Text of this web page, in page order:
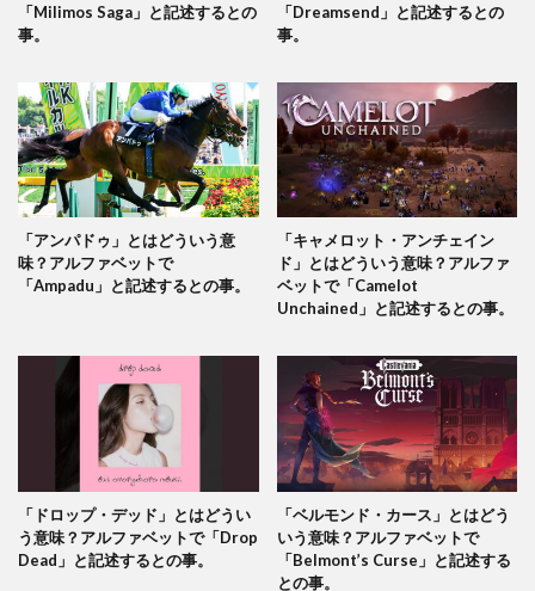
「Milimos Saga」と記述するとの
事。
「Dreamsend」と記述するとの
事。
「アンパドゥ」とはどういう意
味？アルファベットで
「Ampadu」と記述するとの事。
「キャメロット・アンチェイン
ド」とはどういう意味？アルファ
ベットで「Camelot
Unchained」と記述するとの事。
「ドロップ・デッド」とはどうい
う意味？アルファベットで「Drop
Dead」と記述するとの事。
「ベルモンド・カース」とはどう
いう意味？アルファベットで
「Belmont’s Curse」と記述する
との事。